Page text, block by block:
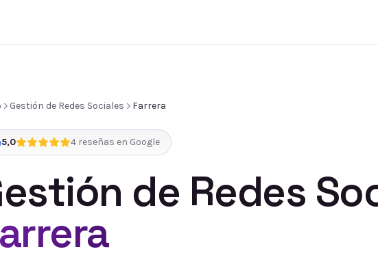
Gestión de Redes Sociales Farrera
5,0 4 reseñas en Google
de Redes